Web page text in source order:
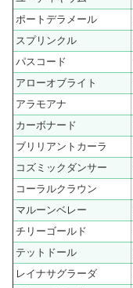
ポートデラメール
スプリンクル
パスコード
アローオブライト
アラモアナ
カーボナード
ブリリアントカーラ
コズミックダンサー
コーラルクラウン
マルーンベレー
チリーゴールド
テットドール
レイナサグラーダ